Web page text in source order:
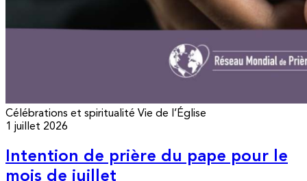
Célébrations et spiritualité Vie de l’Église
1 juillet 2026
Intention de prière du pape pour le
mois de juillet